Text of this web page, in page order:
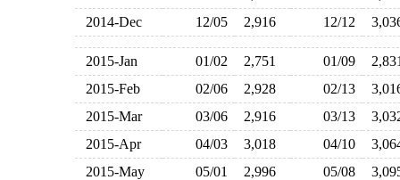
2014-Dec
12/05 2,916 12/12
2015-Jan 01/02 2,751 01/09
2015-Feb
02/06 2,928 02/13
2015-Mar
03/06 2,916 03/13
2015-Apr
04/03 3,018 04/10
2015-May
05/01 2,996 05/08